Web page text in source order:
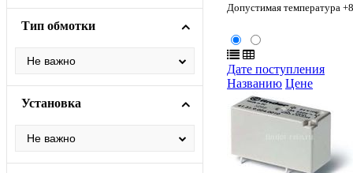
Тип обмотки
Установка
Допустимая температура
Дате поступления
Названию Цене